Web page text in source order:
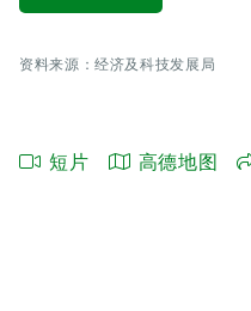
资料来源：经济及科技发展局
短片 高德地图